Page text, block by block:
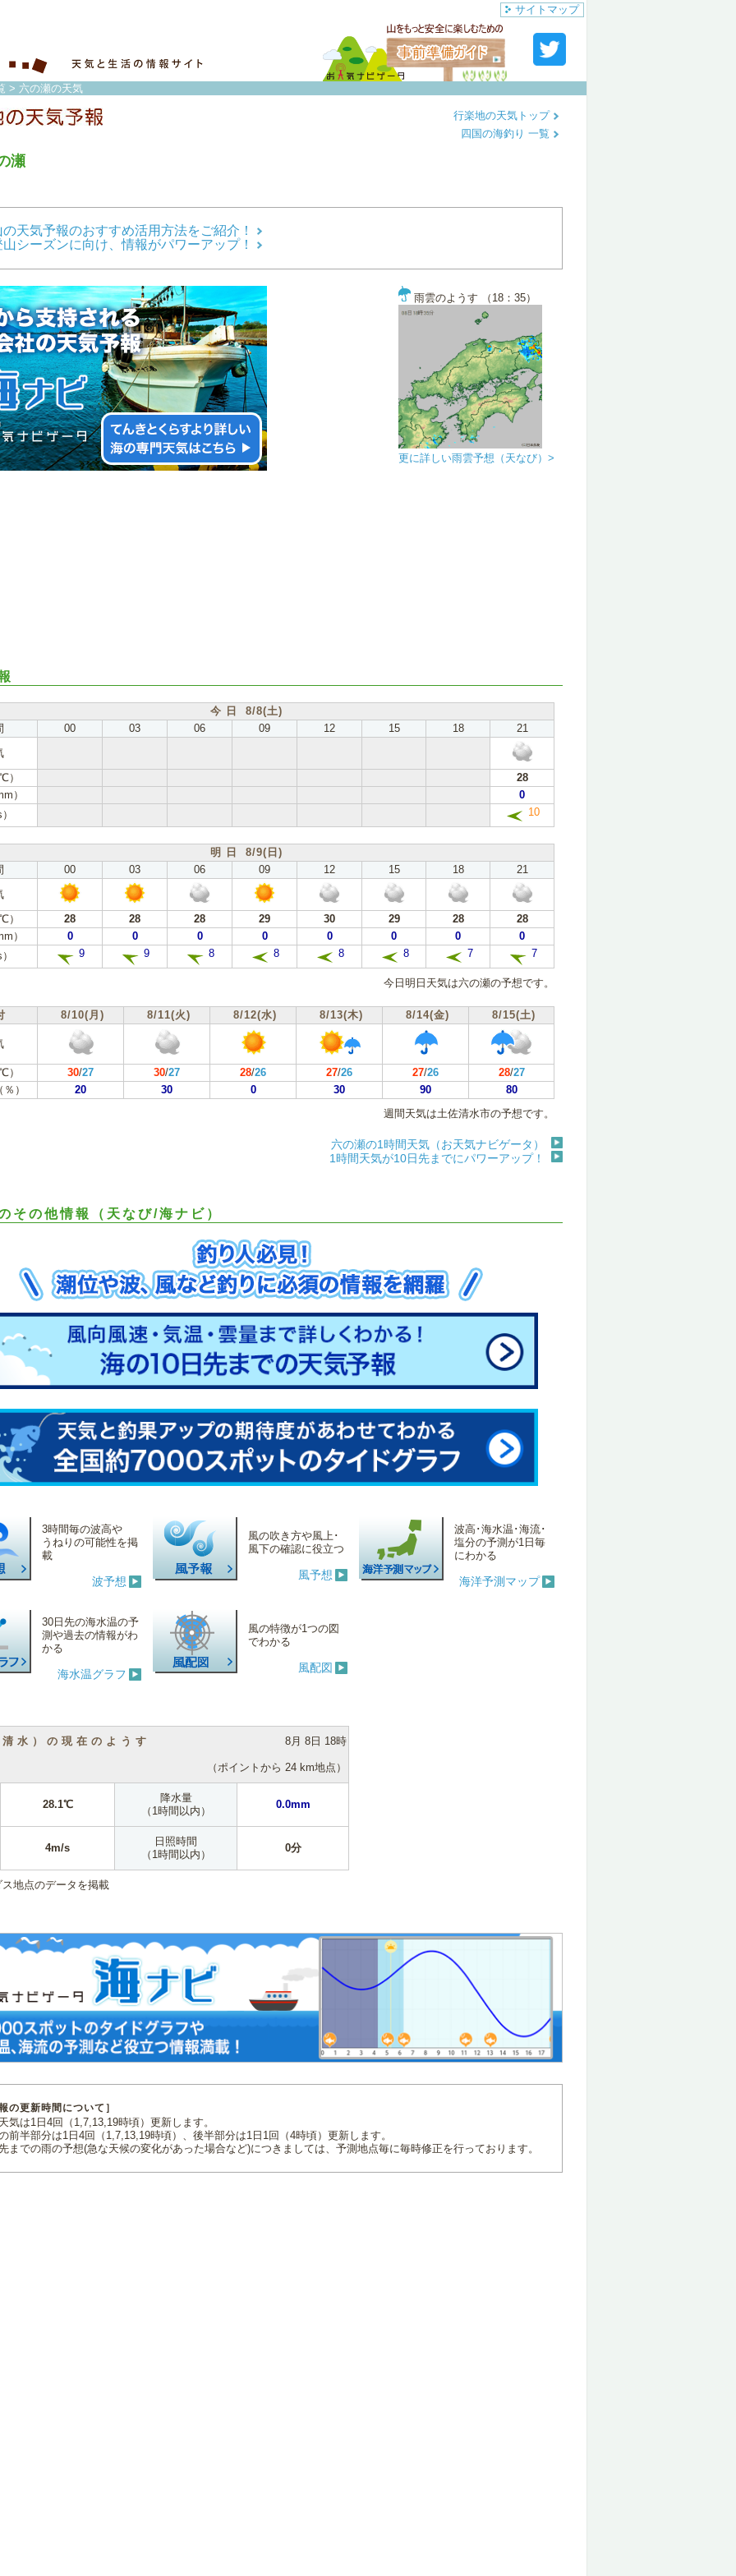
サイトマップ
> 六の瀬の天気
瀬
行楽地の天気トップ
四国の海釣り 一覧
天気予報のおすすめ活用方法をご紹介！
シーズンに向け、情報がパワーアップ！
雨雲のようす （18：35）
更に詳しい雨雲予想（天なび）>
今 日 8/8(土)
00 03 06 09 12 15 18
21
28
）
0
10
明 日 8/9(日)
00 03 06 09 12 15 18
21
28 28 28 29 30 29 28
28
）
0 0 0 0 0 0 0
0
9 9 8 8 8 8 7 7
今日明日天気は六の瀬の予想です。
8/10(月) 8/11(火) 8/12(水) 8/13(木) 8/14(金) 8/15(土)
30/27 30/27 28/26 27/26 27/26 28/27
）
20 30 0 30 90
80
週間天気は土佐清水市の予想です。
六の瀬の1時間天気（お天気ナビゲータ）
1時間天気が10日先までにパワーアップ！
その他情報（天なび/海ナビ）
3時間毎の波高や
うねりの可能性を掲
載
波予想
風の吹き方や風上･
風下の確認に役立つ
風予想
波高･海水温･海流･
塩分の予測が1日毎
にわかる
海洋予測マップ
30日先の海水温の予
測や過去の情報がわ
かる
海水温グラフ
風の特徴が1つの図
でわかる
風配図
水）の現在のようす 8月 8日 18時
（ポイントから 24 km地点）
28.1℃
降水量
（1時間以内）
0.0mm
4m/s
日照時間
（1時間以内）
0分
地点のデータを掲載
の更新時間について］
気は1日4回（1,7,13,19時頃）更新します。
前半部分は1日4回（1,7,13,19時頃）、後半部分は1日1回（4時頃）更新します。
までの雨の予想(急な天候の変化があった場合など)につきましては、予測地点毎に毎時修正を行っております。